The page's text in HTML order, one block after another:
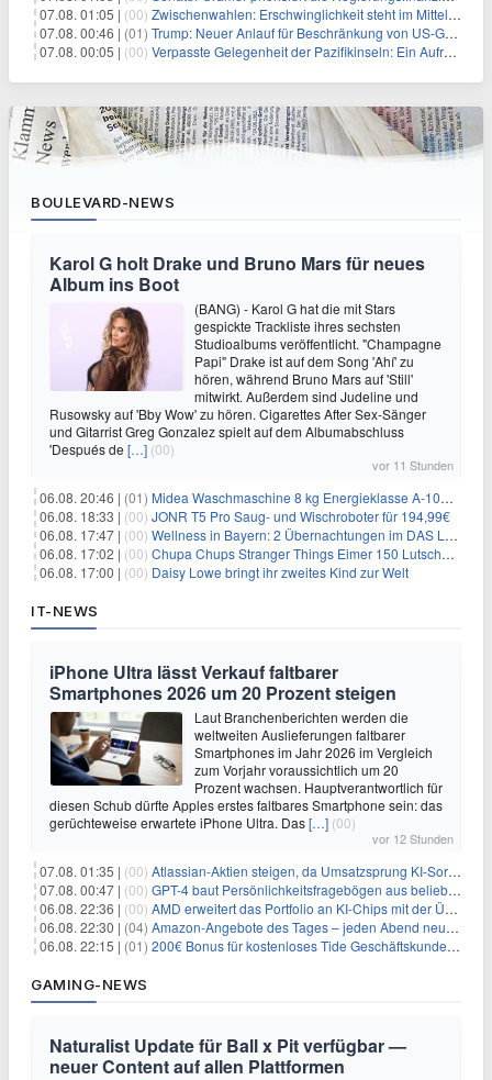
07.08. 01:05 | (00) Zwischenwahlen: Erschwinglichkeit steht im Mittelpunkt, während die Demokraten auf die Mehrheit im Repräsentantenhaus zielen
07.08. 00:46 | (01) Trump: Neuer Anlauf für Beschränkung von US-Geburtsrecht
07.08. 00:05 | (00) Verpasste Gelegenheit der Pazifikinseln: Ein Aufruf zu einer stärkeren Haltung gegen Chinas militärische Provokationen
BOULEVARD-NEWS
Karol G holt Drake und Bruno Mars für neues
Album ins Boot
(BANG) - Karol G hat die mit Stars
gespickte Trackliste ihres sechsten
Studioalbums veröffentlicht. "Champagne
Papi" Drake ist auf dem Song 'Ahí' zu
hören, während Bruno Mars auf 'Still'
mitwirkt. Außerdem sind Judeline und
Rusowsky auf 'Bby Wow' zu hören. Cigarettes After Sex-Sänger
und Gitarrist Greg Gonzalez spielt auf dem Albumabschluss
'Después de […] (00)
vor 11 Stunden
06.08. 20:46 | (01) Midea Waschmaschine 8 kg Energieklasse A-10% 1400 U/Min für 289,97€
06.08. 18:33 | (00) JONR T5 Pro Saug- und Wischroboter für 194,99€
06.08. 17:47 | (00) Wellness in Bayern: 2 Übernachtungen im DAS LUDWIG Sports Resort inkl. HP + Wellness ab 174€ p.P.
06.08. 17:02 | (00) Chupa Chups Stranger Things Eimer 150 Lutscher für 21,95€
06.08. 17:00 | (00) Daisy Lowe bringt ihr zweites Kind zur Welt
IT-NEWS
iPhone Ultra lässt Verkauf faltbarer
Smartphones 2026 um 20 Prozent steigen
Laut Branchenberichten werden die
weltweiten Auslieferungen faltbarer
Smartphones im Jahr 2026 im Vergleich
zum Vorjahr voraussichtlich um 20
Prozent wachsen. Hauptverantwortlich für
diesen Schub dürfte Apples erstes faltbares Smartphone sein: das
gerüchteweise erwartete iPhone Ultra. Das[…] (00)
vor 12 Stunden
07.08. 01:35 | (00) Atlassian-Aktien steigen, da Umsatzsprung KI-Sorgen dämpft
07.08. 00:47 | (00) GPT-4 baut Persönlichkeitsfragebögen aus beliebigen Texten und sagt Antworten voraus
06.08. 22:36 | (00) AMD erweitert das Portfolio an KI-Chips mit der Übernahme von Taalas
06.08. 22:30 | (04) Amazon-Angebote des Tages – jeden Abend neue Deals zum Stöbern
06.08. 22:15 | (01) 200€ Bonus für kostenloses Tide Geschäftskundenkonto
GAMING-NEWS
Naturalist Update für Ball x Pit verfügbar —
neuer Content auf allen Plattformen